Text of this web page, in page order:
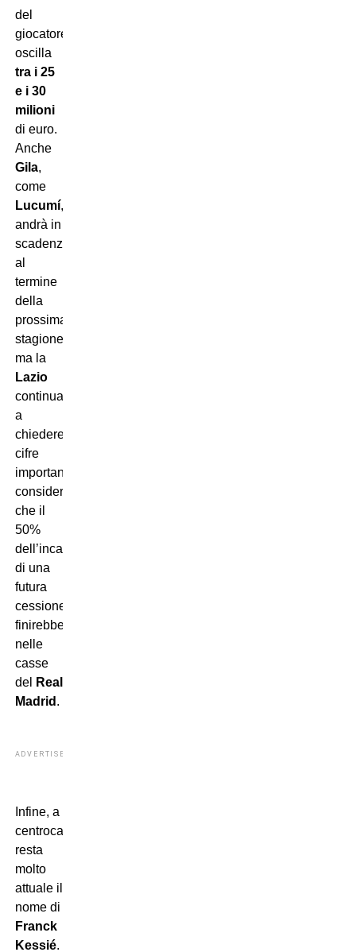
del
giocatore
oscilla
tra i 25
e i 30
milioni
di euro.
Anche
Gila,
come
Lucumí,
andrà in
scadenza
al
termine
della
prossima
stagione,
ma la
Lazio
continua
a
chiedere
cifre
importanti,
considerando
che il
50%
dell’incasso
di una
futura
cessione
finirebbe
nelle
casse
del
Real
Madrid .
ADVERTISEMENT
Infine, a
centrocampo
resta
molto
attuale il
nome di
Franck
Kessié.